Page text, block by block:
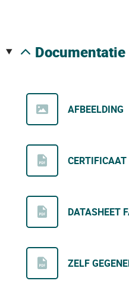
documentatie
AFBEELDING
CERTIFICAAT
DATASHEET
ZELF